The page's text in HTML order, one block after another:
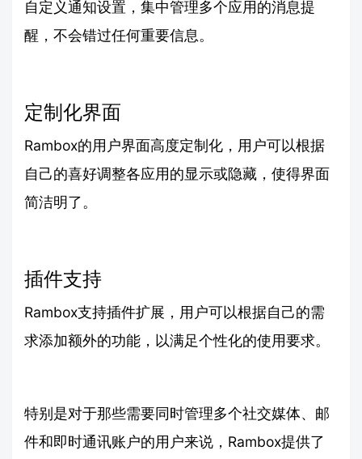
自定义通知设置，集中管理多个应用的消息提
醒，不会错过任何重要信息。
定制化界面
Rambox的用户界面高度定制化，用户可以根据
自己的喜好调整各应用的显示或隐藏，使得界面
简洁明了。
插件支持
Rambox支持插件扩展，用户可以根据自己的需
求添加额外的功能，以满足个性化的使用要求。
特别是对于那些需要同时管理多个社交媒体、邮
件和即时通讯账户的用户来说，Rambox提供了